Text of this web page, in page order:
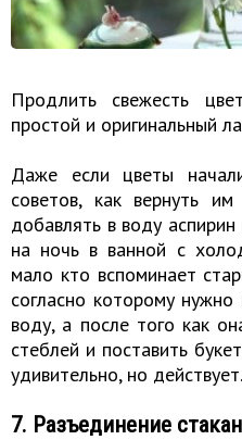
Продлить свежесть
простой и оригинальный
Даже если цветы
советов, как вернуть
добавлять в воду
на ночь в ванной с
мало кто вспоминает
согласно которому
воду, а после того как
стеблей и поставить
удивительно, но действует.
7. Разъединение